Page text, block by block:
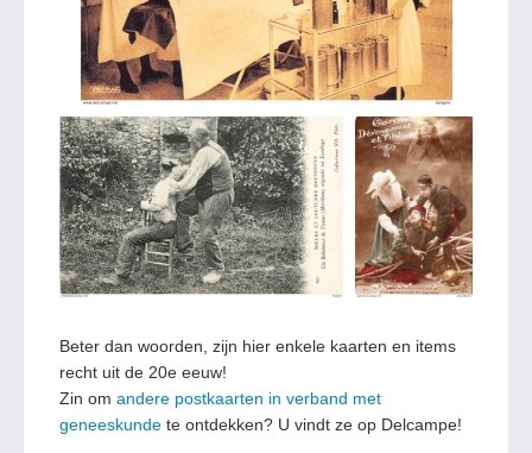
Beter dan woorden, zijn hier enkele kaarten en items
recht uit de 20e eeuw!
Zin om andere postkaarten in verband met
geneeskunde te ontdekken? U vindt ze op Delcampe!